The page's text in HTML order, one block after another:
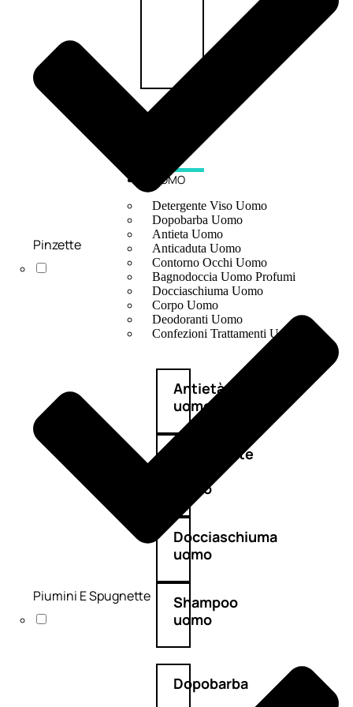
UOMO
Detergente Viso Uomo
Dopobarba Uomo
Antieta Uomo
Anticaduta Uomo
Contorno Occhi Uomo
Bagnodoccia Uomo Profumi
Docciaschiuma Uomo
Corpo Uomo
Deodoranti Uomo
Confezioni Trattamenti Uomo
Antietà
uomo
Detergente
uomo
Docciaschiuma
uomo
Shampoo
uomo
Dopobarba
Pinzette
Piumini E Spugnette